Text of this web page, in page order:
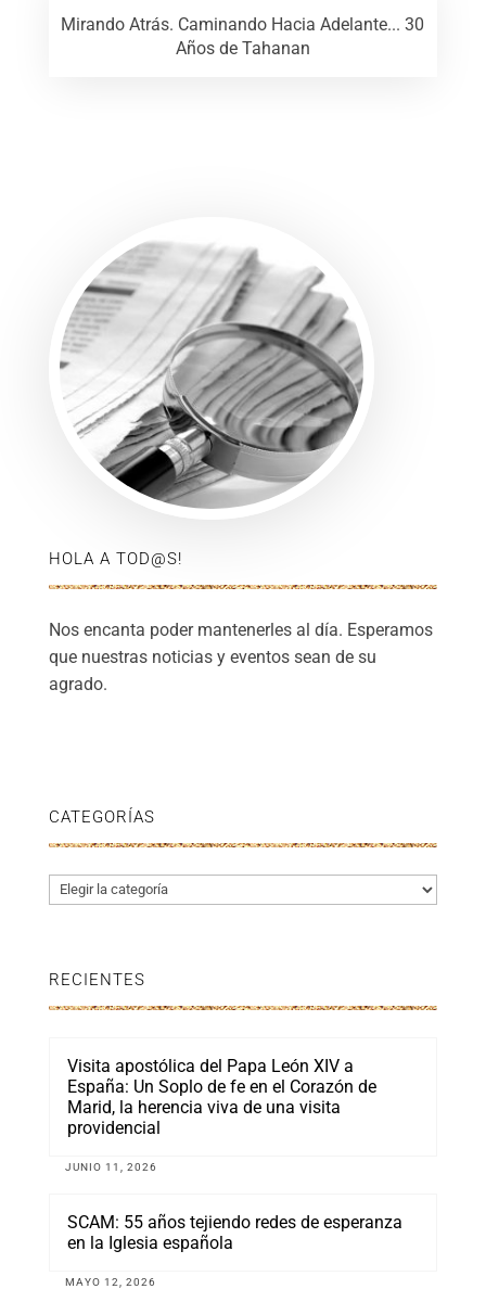
Mirando Atrás. Caminando Hacia Adelante... 30
Años de Tahanan
HOLA A TOD@S!
Nos encanta poder mantenerles al día. Esperamos
que nuestras noticias y eventos sean de su
agrado.
CATEGORÍAS
Categorías
RECIENTES
Visita apostólica del Papa León XIV a
España: Un Soplo de fe en el Corazón de
Marid, la herencia viva de una visita
providencial
JUNIO 11, 2026
SCAM: 55 años tejiendo redes de esperanza
en la Iglesia española
MAYO 12, 2026